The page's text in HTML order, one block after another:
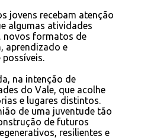
jovens recebam atenção
algumas atividades
novos formatos de
aprendizado e
na intenção de
do Vale, que acolhe
e lugares distintos.
de uma juventude tão
de futuros
resilientes e